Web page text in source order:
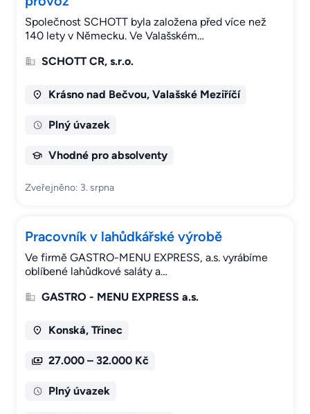
Společnost SCHOTT byla založena před více než
140 lety v Německu. Ve Valašském…
SCHOTT CR, s.r.o.
Krásno nad Bečvou, Valašské Meziříčí
Plný úvazek
Vhodné pro absolventy
Zveřejněno: 3. srpna
Pracovník v lahůdkářské výrobě
Ve firmě GASTRO-MENU EXPRESS, a.s. vyrábíme
oblíbené lahůdkové saláty a…
GASTRO - MENU EXPRESS a.s.
Konská, Třinec
27.000 – 32.000 Kč
Plný úvazek